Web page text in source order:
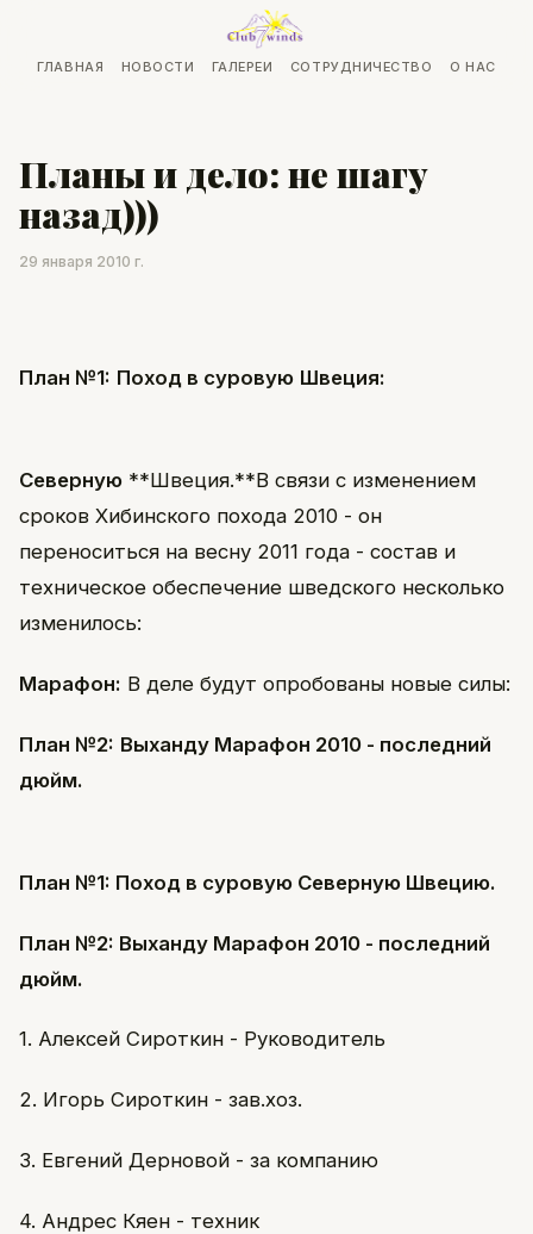
ГЛАВНАЯ НОВОСТИ ГАЛЕРЕИ СОТРУДНИЧЕСТВО О НАС
Планы и дело: не шагу
назад)))
29 января 2010 г.
План №1: Поход в суровую Швеция:
Северную **Швеция.**В связи с изменением
сроков Хибинского похода 2010 - он
переноситься на весну 2011 года - состав и
техническое обеспечение шведского несколько
изменилось:
Марафон: В деле будут опробованы новые силы:
План №2: Выханду Марафон 2010 - последний
дюйм.
План №1: Поход в суровую Северную Швецию.
План №2: Выханду Марафон 2010 - последний
дюйм.
1. Алексей Сироткин - Руководитель
2. Игорь Сироткин - зав.хоз.
3. Евгений Дерновой - за компанию
4. Андрес Кяен - техник